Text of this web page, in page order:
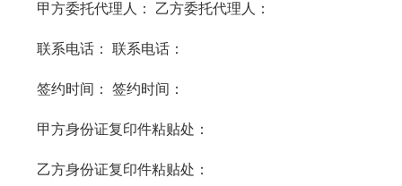
甲方委托代理人： 乙方委托代理人：
联系电话： 联系电话：
签约时间： 签约时间：
甲方身份证复印件粘贴处：
乙方身份证复印件粘贴处：